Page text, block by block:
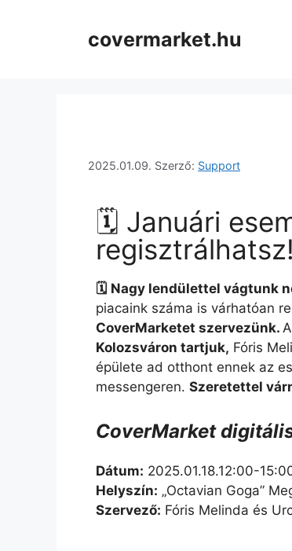
covermarket.hu
2025.01.09. Szerző: Support
🗓️ Januári
regisztrálhatsz!
🗓️ Nagy lendülettel vágtunk
piacaink száma is várhatóan
CoverMarketet szervezünk.
Kolozsváron tartjuk, Fóris
épülete ad otthont ennek az
messengeren. Szeretettel
CoverMarket
Dátum: 2025.01.18.12:00-
Helyszín: „Octavian Goga”
Szervező: Fóris Melinda és